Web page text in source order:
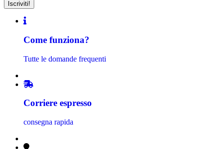
Come funziona?
Tutte le domande frequenti
Corriere espresso
consegna rapida